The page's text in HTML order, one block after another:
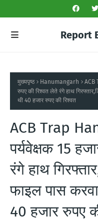
Report
मुख्यपृष्ठ Hanumangarh
ACB
रुपए की रिश्वत लेते रंगे हाथ
थी 40 हजार रुपए की रिश्वत
ACB Trap
पर्यवेक्षक 15
रंगे हाथ
फाइल पास
40 हजार रुपए